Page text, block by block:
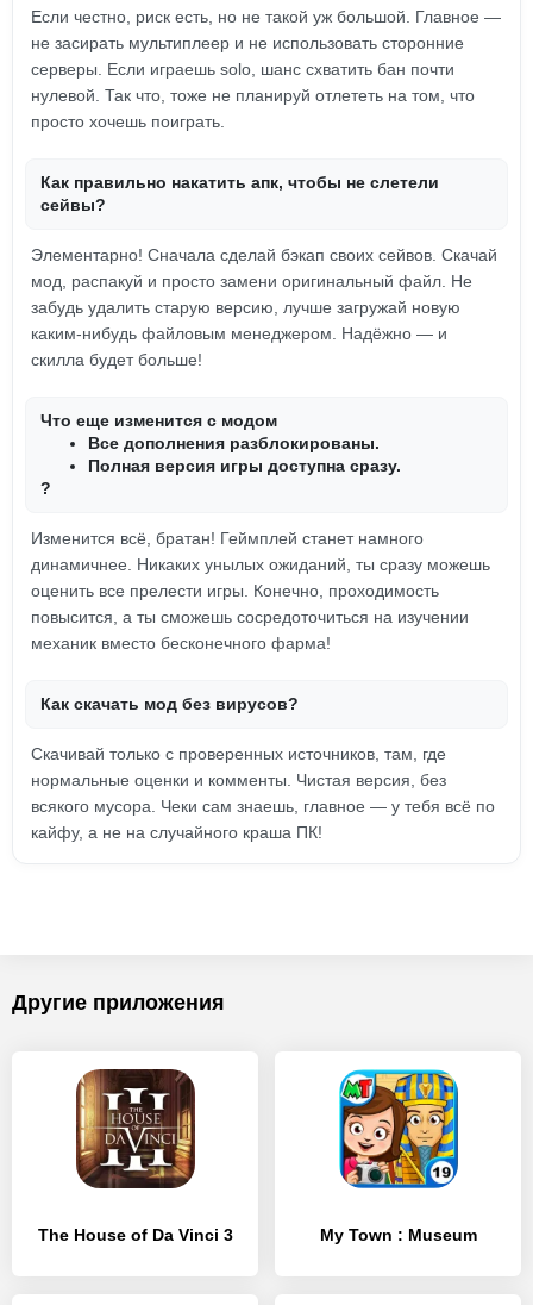
Если честно, риск есть, но не такой уж большой. Главное —
не засирать мультиплеер и не использовать сторонние
серверы. Если играешь solo, шанс схватить бан почти
нулевой. Так что, тоже не планируй отлететь на том, что
просто хочешь поиграть.
Как правильно накатить апк, чтобы не слетели
сейвы?
Элементарно! Сначала сделай бэкап своих сейвов. Скачай
мод, распакуй и просто замени оригинальный файл. Не
забудь удалить старую версию, лучше загружай новую
каким-нибудь файловым менеджером. Надёжно — и
скилла будет больше!
Что еще изменится с модом
Все дополнения разблокированы.
Полная версия игры доступна сразу.
?
Изменится всё, братан! Геймплей станет намного
динамичнее. Никаких унылых ожиданий, ты сразу можешь
оценить все прелести игры. Конечно, проходимость
повысится, а ты сможешь сосредоточиться на изучении
механик вместо бесконечного фарма!
Как скачать мод без вирусов?
Скачивай только с проверенных источников, там, где
нормальные оценки и комменты. Чистая версия, без
всякого мусора. Чеки сам знаешь, главное — у тебя всё по
кайфу, а не на случайного краша ПК!
Другие приложения
The House of Da Vinci 3 My Town : Museum